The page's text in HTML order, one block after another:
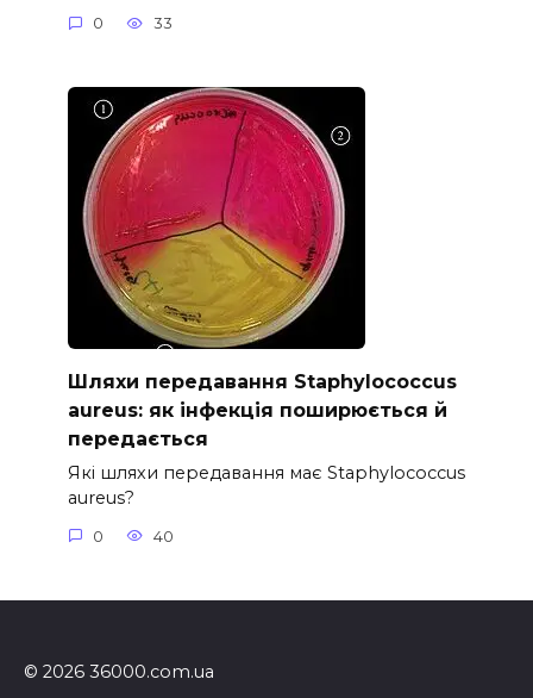
0 33
Шляхи передавання Staphylococcus
aureus: як інфекція поширюється й
передається
Які шляхи передавання має Staphylococcus
aureus?
0 40
© 2026 36000.com.ua